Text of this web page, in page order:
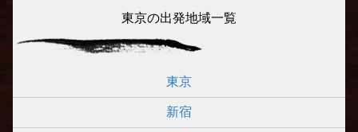
東京の出発地域一覧
東京
新宿